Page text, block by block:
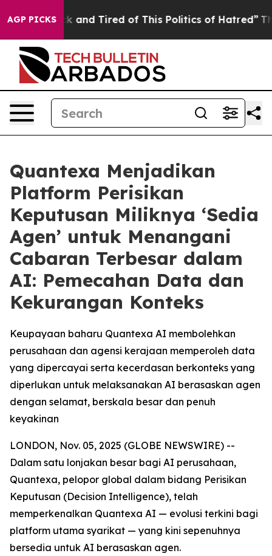
AGP PICKS
Sick and Tired of This Politics of Hatred” The Story
Quantexa Menjadikan
Platform Perisikan
Keputusan Miliknya ‘Sedia
Agen’ untuk Menangani
Cabaran Terbesar dalam
AI: Pemecahan Data dan
Kekurangan Konteks
Keupayaan baharu Quantexa AI membolehkan
perusahaan dan agensi kerajaan memperoleh data
yang dipercayai serta kecerdasan berkonteks yang
diperlukan untuk melaksanakan AI berasaskan agen
dengan selamat, berskala besar dan penuh
keyakinan
LONDON, Nov. 05, 2025 (GLOBE NEWSWIRE) --
Dalam satu lonjakan besar bagi AI perusahaan,
Quantexa, pelopor global dalam bidang Perisikan
Keputusan (Decision Intelligence), telah
memperkenalkan Quantexa AI — evolusi terkini bagi
platform utama syarikat — yang kini sepenuhnya
bersedia untuk AI berasaskan agen.